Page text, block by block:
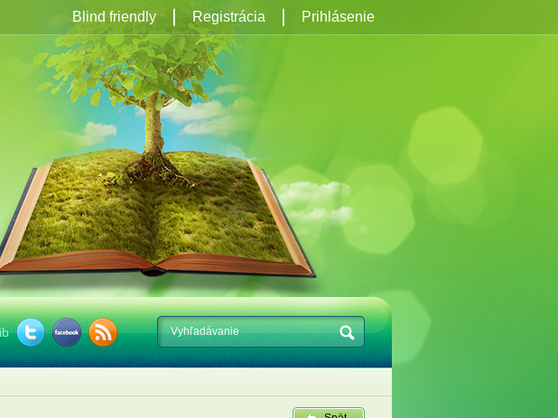
Registrácia Prihlásenie
Blind friendly